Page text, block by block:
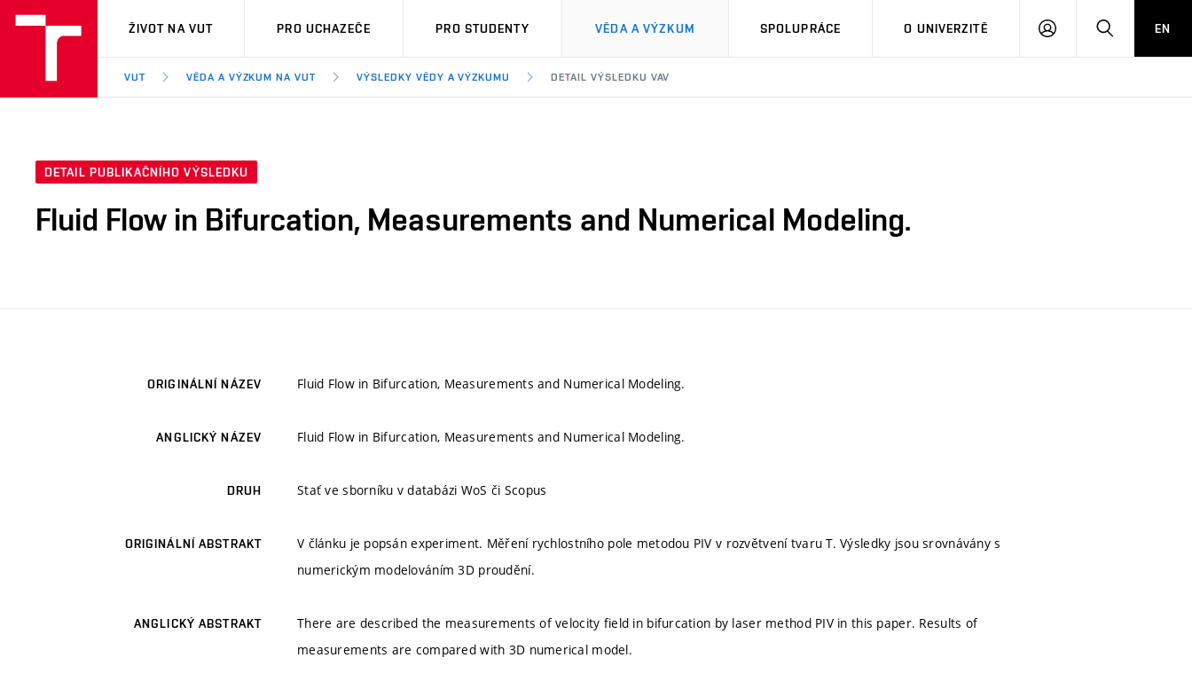
VUT
ŽIVOT NA VUT PRO UCHAZEČE PRO STUDENTY VĚDA A VÝZKUM SPOLUPRÁCE O UNIVERZITĚ
PŘIHLÁSIT HLEDATEN
VUT VĚDA A VÝZKUM NA VUT VÝSLEDKY VĚDY A VÝZKUMU DETAIL VÝSLEDKU VAV
DETAIL PUBLIKAČNÍHO VÝSLEDKU
Fluid Flow in Bifurcation, Measurements and Numerical Modeling.
ORIGINÁLNÍ NÁZEV Fluid Flow in Bifurcation, Measurements and Numerical Modeling.
ANGLICKÝ NÁZEV Fluid Flow in Bifurcation, Measurements and Numerical Modeling.
DRUH Stať ve sborníku v databázi WoS či Scopus
ORIGINÁLNÍ ABSTRAKT
V článku je popsán experiment. Měření rychlostního pole metodou PIV v rozvětvení tvaru T. Výsledky jsou srovnávány s
numerickým modelováním 3D proudění.
ANGLICKÝ ABSTRAKT
There are described the measurements of velocity field in bifurcation by laser method PIV in this paper. Results of
measurements are compared with 3D numerical model.